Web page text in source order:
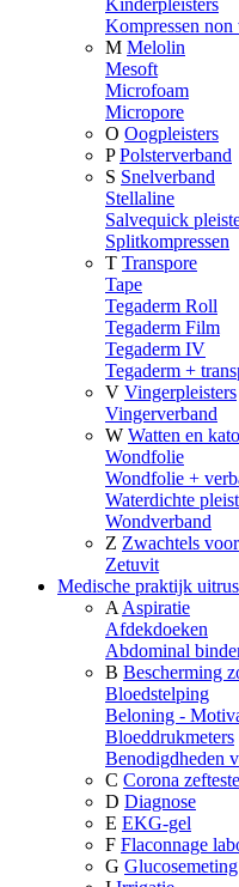
Kinderpleisters
Kompressen non
M Melolin
Mesoft
Microfoam
Micropore
O Oogpleisters
P Polsterverband
S Snelverband
Stellaline
Salvequick
Splitkompressen
T Transpore
Tape
Tegaderm Roll
Tegaderm Film
Tegaderm IV
Tegaderm +
V Vingerpleisters
Vingerverband
W Watten en
Wondfolie
Wondfolie +
Waterdichte
Wondverband
Z Zwachtels
Zetuvit
Medische praktijk
A Aspiratie
Afdekdoeken
Abdominal
B Bescherming
Bloedstelping
Beloning -
Bloeddrukmeters
Benodigdheden
C Corona
D Diagnose
E EKG-gel
F Flaconnage
G Glucosemeting